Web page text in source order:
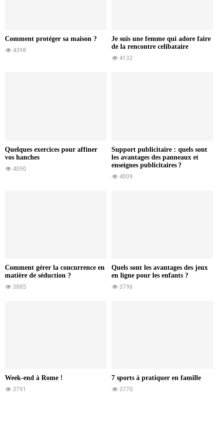
Comment protéger sa maison ?
4398
Je suis une femme qui adore faire
de la rencontre celibataire
4132
Quelques exercices pour affiner
vos hanches
4090
Support publicitaire : quels sont
les avantages des panneaux et
enseignes publicitaires ?
4009
Comment gérer la concurrence en
matière de séduction ?
3885
Quels sont les avantages des jeux
en ligne pour les enfants ?
3796
Week-end à Rome !
3791
7 sports à pratiquer en famille
3770